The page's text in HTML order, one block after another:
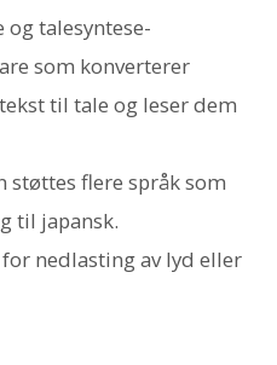
talesyntese-
som konverterer
til tale og leser dem
støttes flere språk som
til japansk.
nedlasting av lyd eller